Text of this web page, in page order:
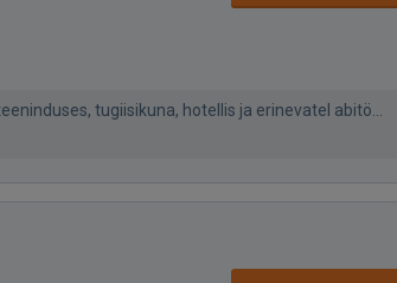
tugiisikuna, hotellis ja erinevatel abitö...